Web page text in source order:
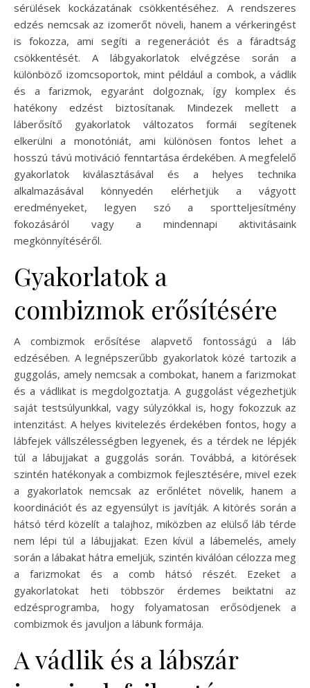
sérülések kockázatának csökkentéséhez. A rendszeres
edzés nemcsak az izomerőt növeli, hanem a vérkeringést
is fokozza, ami segíti a regenerációt és a fáradtság
csökkentését. A lábgyakorlatok elvégzése során a
különböző izomcsoportok, mint például a combok, a vádlik
és a farizmok, egyaránt dolgoznak, így komplex és
hatékony edzést biztosítanak. Mindezek mellett a
láberősítő gyakorlatok változatos formái segítenek
elkerülni a monotóniát, ami különösen fontos lehet a
hosszú távú motiváció fenntartása érdekében. A megfelelő
gyakorlatok kiválasztásával és a helyes technika
alkalmazásával könnyedén elérhetjük a vágyott
eredményeket, legyen szó a sportteljesítmény
fokozásáról vagy a mindennapi aktivitásaink
megkönnyítéséről.
Gyakorlatok a
combizmok erősítésére
A combizmok erősítése alapvető fontosságú a láb
edzésében. A legnépszerűbb gyakorlatok közé tartozik a
guggolás, amely nemcsak a combokat, hanem a farizmokat
és a vádlikat is megdolgoztatja. A guggolást végezhetjük
saját testsúlyunkkal, vagy súlyzókkal is, hogy fokozzuk az
intenzitást. A helyes kivitelezés érdekében fontos, hogy a
lábfejek vállszélességben legyenek, és a térdek ne lépjék
túl a lábujjakat a guggolás során. Továbbá, a kitörések
szintén hatékonyak a combizmok fejlesztésére, mivel ezek
a gyakorlatok nemcsak az erőnlétet növelik, hanem a
koordinációt és az egyensúlyt is javítják. A kitörés során a
hátsó térd közelít a talajhoz, miközben az elülső láb térde
nem lépi túl a lábujjakat. Ezen kívül a lábemelés, amely
során a lábakat hátra emeljük, szintén kiválóan célozza meg
a farizmokat és a comb hátsó részét. Ezeket a
gyakorlatokat heti többször érdemes beiktatni az
edzésprogramba, hogy folyamatosan erősödjenek a
combizmok és javuljon a lábunk formája.
A vádlik és a lábszár